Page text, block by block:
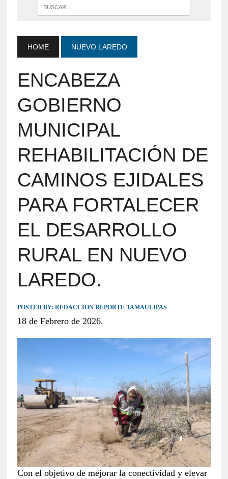
HOME NUEVO LAREDO
ENCABEZA
GOBIERNO
MUNICIPAL
REHABILITACIÓN DE
CAMINOS EJIDALES
PARA FORTALECER
EL DESARROLLO
RURAL EN NUEVO
LAREDO.
POSTED BY: REDACCION REPORTE TAMAULIPAS
18 de Febrero de 2026.
Con el objetivo de mejorar la conectividad y elevar